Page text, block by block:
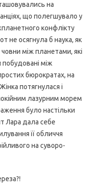
на
що полегшувало у
конфлікту
не осягнула б наука, як
між планетами, які
між
бюрократах, на
потягнулася і
лазурним морем
було настільки
Лара дала себе
її обличчя
на суворо-